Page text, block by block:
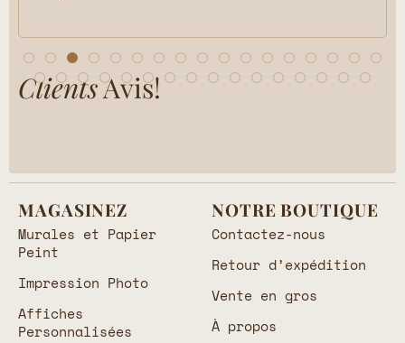
ClientsAvis!
MAGASINEZ
Murales et Papier
Peint
Impression Photo
Affiches
Personnalisées
NOTRE BOUTIQUE
Contactez-nous
Retour d’expédition
Vente en gros
À propos